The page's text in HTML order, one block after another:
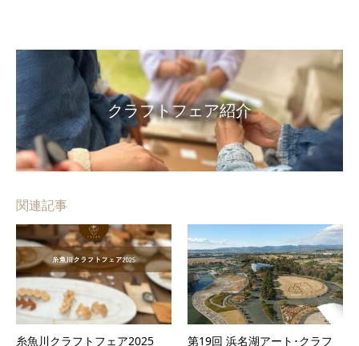
クラフトフェア紹介
関連記事
糸魚川クラフトフェア2025
第19回 浜名湖アート･クラフ